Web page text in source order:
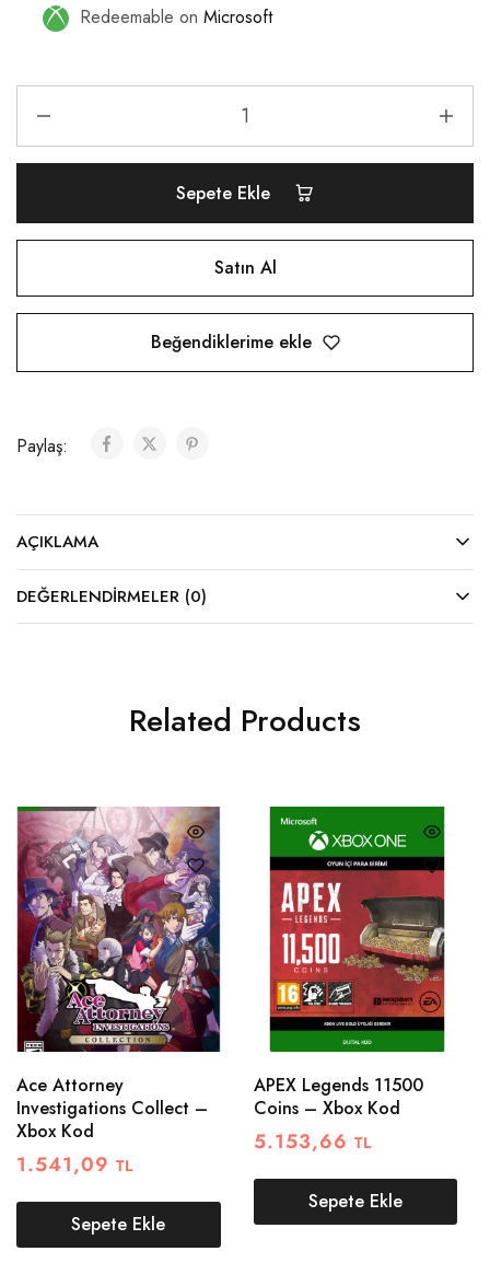
Redeemable on Microsoft
Sepete Ekle
Satın Al
Beğendiklerime ekle
Paylaş:
AÇIKLAMA
DEĞERLENDIRMELER (0)
Related Products
Ace Attorney
Investigations Collect –
Xbox Kod
1.541,09 TL
Sepete Ekle
APEX Legends 11500
Coins – Xbox Kod
5.153,66 TL
Sepete Ekle